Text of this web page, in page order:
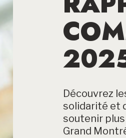
Découvrez
solidarité et
soutenir
Grand